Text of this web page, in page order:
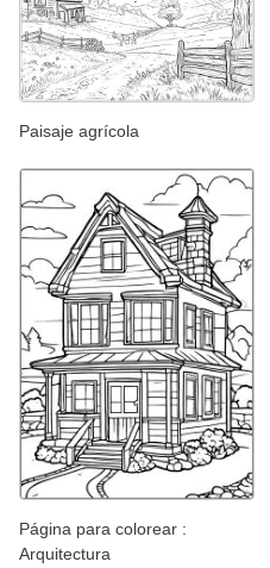
Paisaje agrícola
Página para colorear :
Arquitectura